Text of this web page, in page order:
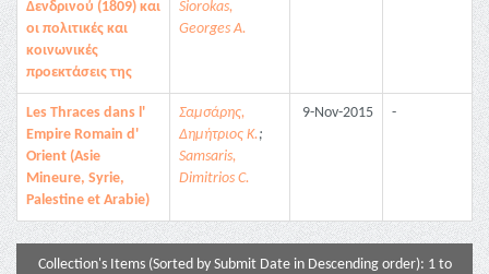
Δενδρινού (1809) και
οι πολιτικές και
κοινωνικές
προεκτάσεις της
Siorokas,
Georges A.
Les Thraces dans l'
Empire Romain d'
Orient (Asie
Mineure, Syrie,
Palestine et Arabie)
Σαμσάρης,
Δημήτριος Κ.;
Samsaris,
Dimitrios C.
9-Nov-2015 -
Collection's Items (Sorted by Submit Date in Descending order): 1 to